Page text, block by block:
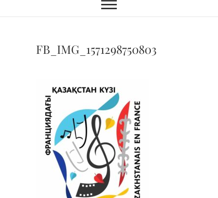
FB_IMG_1571298750803